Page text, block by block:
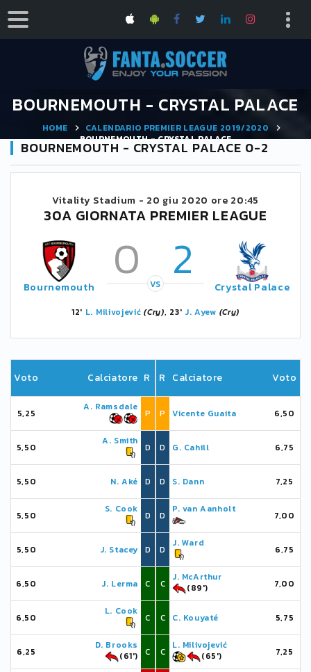
BOURNEMOUTH - CRYSTAL PALACE
HOME
CALENDARIO PREMIER LEAGUE 2019/2020
BOURNEMOUTH - CRYSTAL PALACE
BOURNEMOUTH - CRYSTAL PALACE 0-2
Vitality Stadium - 20 giu 2020 ore 20:45
30A GIORNATA PREMIER LEAGUE
Bournemouth 0 2
VS Crystal Palace
12' L. Milivojević (Cry), 23' J. Ayew (Cry)
Voto Calciatore R
5,25
A. Ramsdale
P
5,50
A. Smith
D
5,50 N. Aké D
5,50
S. Cook
D
5,50 J. Stacey D
6,50 J. Lerma C
6,50
L. Cook
C
6,25
D. Brooks
(61')
C
R Calciatore Voto
P Vicente Guaita 6,50
D G. Cahill 6,75
D S. Dann 7,25
D
P. van Aanholt
7,00
D
J. Ward
6,75
C
J. McArthur
(89')
7,00
C C. Kouyaté 5,75
C
L. Milivojević
(65')
7,25